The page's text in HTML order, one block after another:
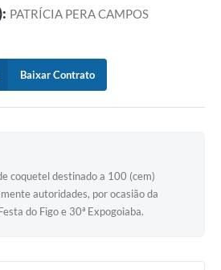
estudante de Direito -
de Valinhos
PATRÍCIA PERA CAMPOS
Baixar Contrato
coquetel destinado a 100 (cem)
autoridades, por ocasião da
do Figo e 30ª Expogoiaba.